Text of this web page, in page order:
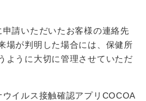
請いただいたお客様の連絡先
場が判明した場合には、保健所
ように大切に管理させていただ
イルス接触確認アプリCOCOA